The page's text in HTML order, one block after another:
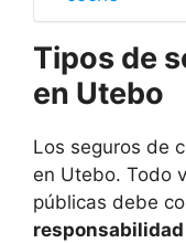
Tipos de
en Utebo
Los seguros de
en Utebo. Todo
públicas debe